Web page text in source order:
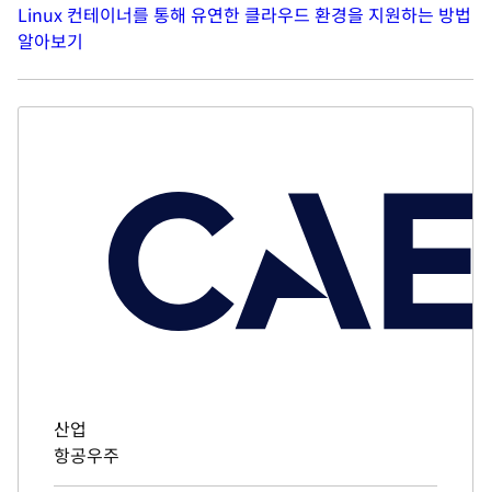
Linux 컨테이너를 통해 유연한 클라우드 환경을 지원하는 방법
알아보기
산업
항공우주